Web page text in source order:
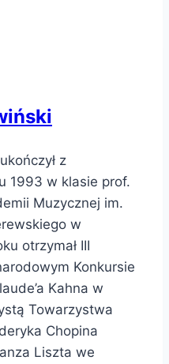
z
1993 w klasie prof.
Muzycznej im.
w
otrzymał III
Konkursie
Kahna w
Towarzystwa
Chopina
Liszta we